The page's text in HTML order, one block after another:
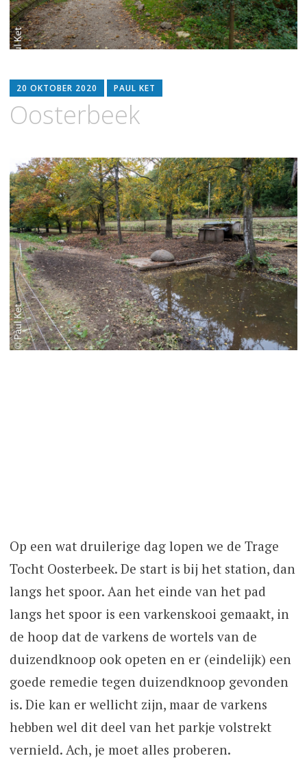
20 OKTOBER 2020 PAUL KET
Oosterbeek
Op een wat druilerige dag lopen we de Trage
Tocht Oosterbeek. De start is bij het station, dan
langs het spoor. Aan het einde van het pad
langs het spoor is een varkenskooi gemaakt, in
de hoop dat de varkens de wortels van de
duizendknoop ook opeten en er (eindelijk) een
goede remedie tegen duizendknoop gevonden
is. Die kan er wellicht zijn, maar de varkens
hebben wel dit deel van het parkje volstrekt
vernield. Ach, je moet alles proberen.